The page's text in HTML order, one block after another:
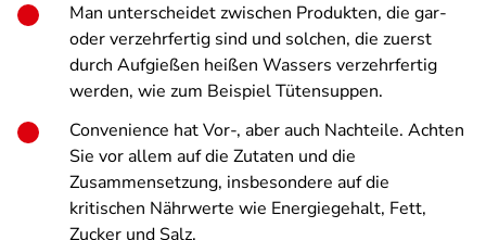
Man unterscheidet zwischen Produkten, die gar-
oder verzehrfertig sind und solchen, die zuerst
durch Aufgießen heißen Wassers verzehrfertig
werden, wie zum Beispiel Tütensuppen.
Convenience hat Vor-, aber auch Nachteile. Achten
Sie vor allem auf die Zutaten und die
Zusammensetzung, insbesondere auf die
kritischen Nährwerte wie Energiegehalt, Fett,
Zucker und Salz.